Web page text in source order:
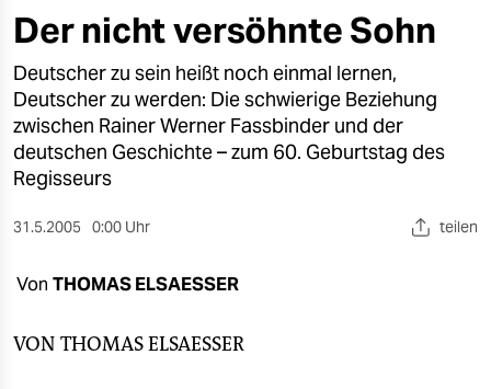
öko
gesellschaft
kultur
sport
verlag
Der nicht versöhnte Sohn
Deutscher zu sein heißt noch einmal lernen,
Deutscher zu werden: Die schwierige Beziehung
zwischen Rainer Werner Fassbinder und der
deutschen Geschichte – zum 60. Geburtstag des
Regisseurs
31.5.2005 0:00 Uhr teilen
Von THOMAS ELSAESSER
VON THOMAS ELSAESSER